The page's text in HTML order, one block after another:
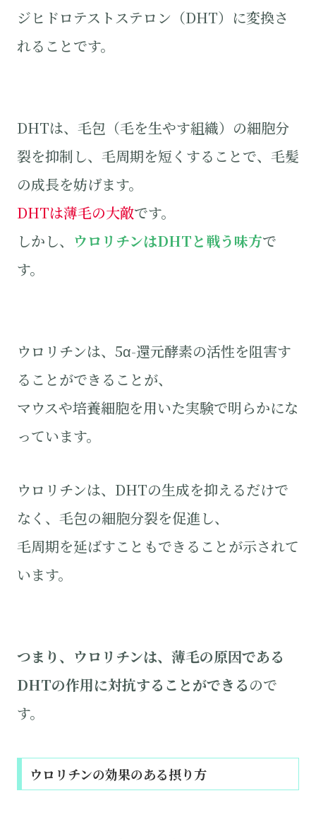
ジヒドロテストステロン（DHT）に変換さ
れることです。
DHTは、毛包（毛を生やす組織）の細胞分
裂を抑制し、毛周期を短くすることで、毛髪
の成長を妨げます。
DHTは薄毛の大敵です。
しかし、 ウロリチンはDHTと戦う味方で
す。
ウロリチンは、5α-還元酵素の活性を阻害す
ることができることが、
マウスや培養細胞を用いた実験で明らかにな
っています。
ウロリチンは、DHTの生成を抑えるだけで
なく、毛包の細胞分裂を促進し、
毛周期を延ばすこともできることが示されて
います。
つまり、ウロリチンは、薄毛の原因である
DHTの作用に対抗することができるので
す。
ウロリチンの効果のある摂り方